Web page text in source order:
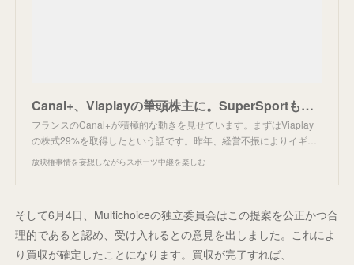
Canal+、Viaplayの筆頭株主に。SuperSportも標的。
フランスのCanal+が積極的な動きを見せています。まずはViaplay
の株式29%を取得したという話です。昨年、経営不振によりイギ…
放映権事情を妄想しながらスポーツ中継を楽しむ
そして6月4日、Multichoiceの独立委員会はこの提案を公正かつ合
理的であると認め、受け入れるとの意見を出しました。これによ
り買収が確定したことになります。買収が完了すれば、